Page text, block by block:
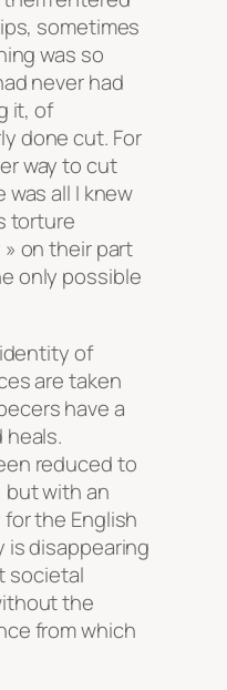
sometimes
was so
never had
it, of
done cut. For
way to cut
all I knew
torture
on their part
only possible
of
are taken
have a
reduced to
but with an
the English
is disappearing
societal
the
from which